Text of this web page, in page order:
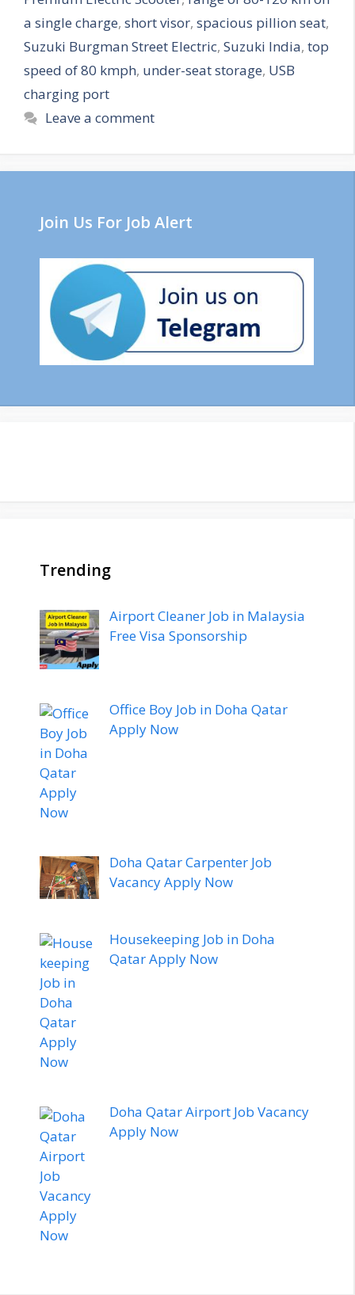
a single charge, short visor, spacious pillion seat,
Suzuki Burgman Street Electric, Suzuki India, top
speed of 80 kmph, under-seat storage, USB
charging port
Leave a comment
Join Us For Job Alert
Trending
Airport Cleaner Job in Malaysia
Free Visa Sponsorship
Office Boy Job in Doha Qatar
Apply Now
Doha Qatar Carpenter Job
Vacancy Apply Now
Housekeeping Job in Doha
Qatar Apply Now
Doha Qatar Airport Job Vacancy
Apply Now